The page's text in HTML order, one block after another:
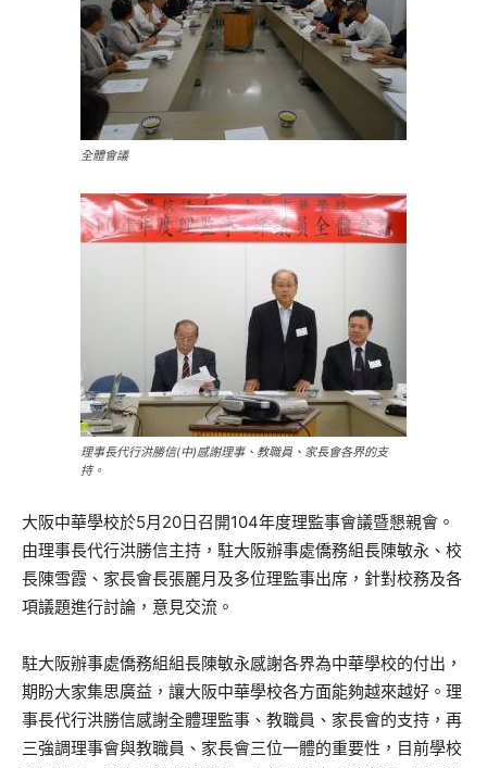
全體會議
理事長代行洪勝信(中)感謝理事、教職員、家長會各界的支
持。
大阪中華學校於5月20日召開104年度理監事會議暨懇親會。
由理事長代行洪勝信主持，駐大阪辦事處僑務組長陳敏永、校
長陳雪霞、家長會長張麗月及多位理監事出席，針對校務及各
項議題進行討論，意見交流。
駐大阪辦事處僑務組組長陳敏永感謝各界為中華學校的付出，
期盼大家集思廣益，讓大阪中華學校各方面能夠越來越好。理
事長代行洪勝信感謝全體理監事、教職員、家長會的支持，再
三強調理事會與教職員、家長會三位一體的重要性，目前學校